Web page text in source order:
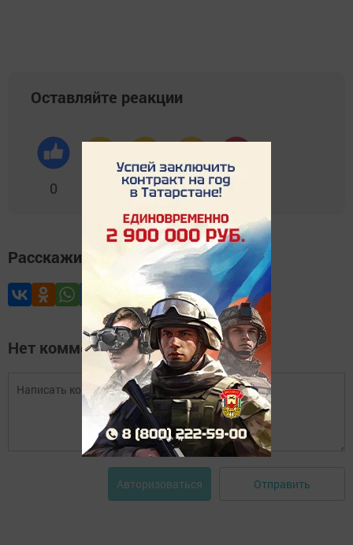
Оставляйте реакции
0 0 0
Расскажите друзьям
Нет комментариев
Авторизоваться Отправить